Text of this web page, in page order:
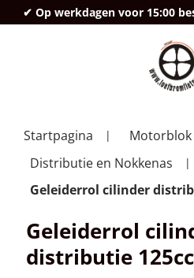
✔ Op werkdagen voor 15:00
Startpagina
Distributie en Nokkenas
Geleiderrol cilinder
Geleiderrol
distributie 125cc